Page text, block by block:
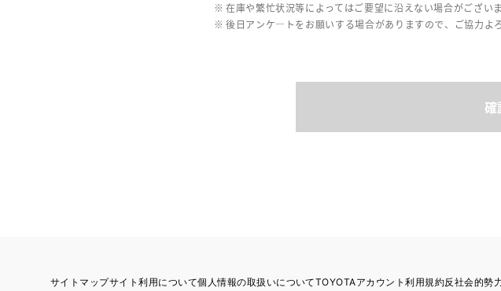
在庫や繁忙状況等によってはご要望に沿えない場合がござい
後日アンケ―トをお願いする場合がありますので、ご協力よ
確
サイトマップサイト利用について個人情報の取扱いについてTOYOTAアカウント利用規約反社会的勢